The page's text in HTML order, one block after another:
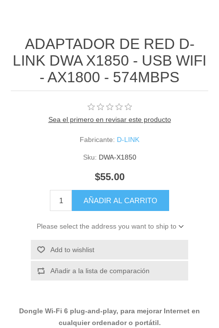
ADAPTADOR DE RED D-
LINK DWA X1850 - USB WIFI
- AX1800 - 574MBPS
Sea el primero en revisar este producto
Fabricante: D-LINK
Sku: DWA-X1850
$55.00
AÑADIR AL CARRITO
Please select the address you want to ship to
Add to wishlist
Añadir a la lista de comparación
Dongle Wi-Fi 6 plug-and-play, para mejorar Internet en
cualquier ordenador o portátil.